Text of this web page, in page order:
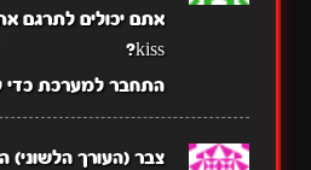
kiss?
התחבר למערכת כדי
צבר (העורך הלשוני)